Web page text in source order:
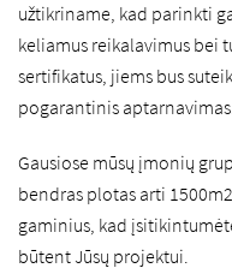
užtikriname, kad parinkti
keliamus reikalavimus bei
sertifikatus, jiems bus
pogarantinis
Gausiose mūsų įmonių
bendras plotas arti
gaminius, kad
būtent Jūsų projektui.